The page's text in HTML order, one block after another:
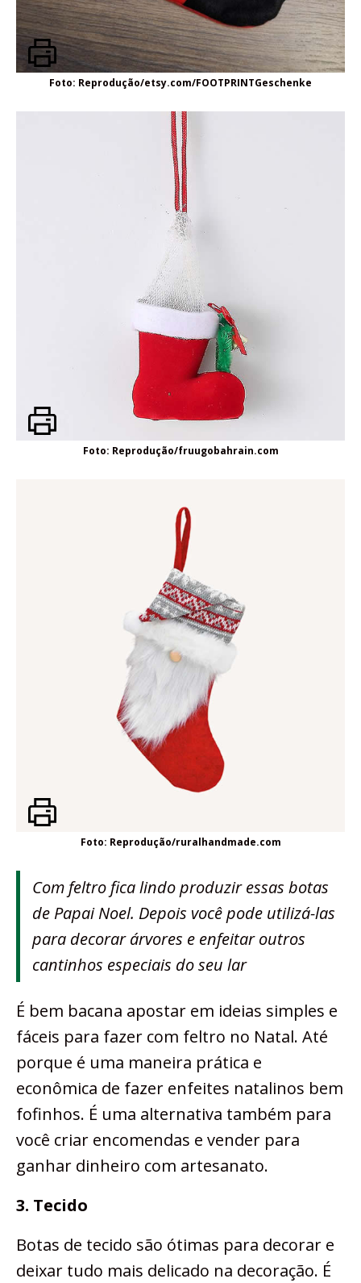
Foto: Reprodução/etsy.com/FOOTPRINTGeschenke
Foto: Reprodução/fruugobahrain.com
Foto: Reprodução/ruralhandmade.com
Com feltro fica lindo produzir essas botas
de Papai Noel. Depois você pode utilizá-las
para decorar árvores e enfeitar outros
cantinhos especiais do seu lar
É bem bacana apostar em ideias simples e
fáceis para fazer com feltro no Natal. Até
porque é uma maneira prática e
econômica de fazer enfeites natalinos bem
fofinhos. É uma alternativa também para
você criar encomendas e vender para
ganhar dinheiro com artesanato.
3. Tecido
Botas de tecido são ótimas para decorar e
deixar tudo mais delicado na decoração. É